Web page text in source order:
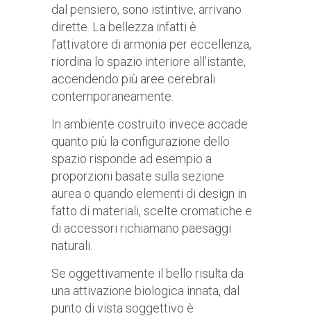
dal pensiero, sono istintive, arrivano
dirette. La bellezza infatti è
l’attivatore di armonia per eccellenza,
riordina lo spazio interiore all’istante,
accendendo più aree cerebrali
contemporaneamente.
In ambiente costruito invece accade
quanto più la configurazione dello
spazio risponde ad esempio a
proporzioni basate sulla sezione
aurea o quando elementi di design in
fatto di materiali, scelte cromatiche e
di accessori richiamano paesaggi
naturali.
Se oggettivamente il bello risulta da
una attivazione biologica innata, dal
punto di vista soggettivo è